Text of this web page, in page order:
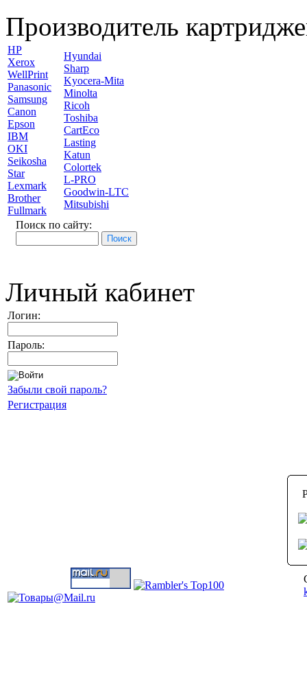
Производитель
HP
Xerox
WellPrint
Panasonic
Samsung
Canon
Epson
IBM
OKI
Seikosha
Star
Lexmark
Brother
Fullmark
Hyundai
Sharp
Kyocera-Mita
Minolta
Ricoh
Toshiba
CartEco
Lasting
Katun
Colortek
L-PRO
Goodwin-LTC
Mitsubishi
Поиск по сайту:
Личный кабинет
Логин:
Пароль:
Забыли свой пароль?
Регистрация